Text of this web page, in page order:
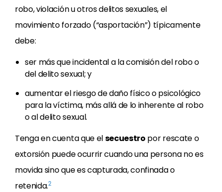
robo, violación u otros delitos sexuales, el
movimiento forzado (“asportación”) típicamente
debe:
ser más que incidental a la comisión del robo o
del delito sexual; y
aumentar el riesgo de daño físico o psicológico
para la víctima, más allá de lo inherente al robo
o al delito sexual.
Tenga en cuenta que elsecuestro por rescate o
extorsión puede ocurrir cuando una persona no es
movida sino que es capturada, confinada o
retenida.2